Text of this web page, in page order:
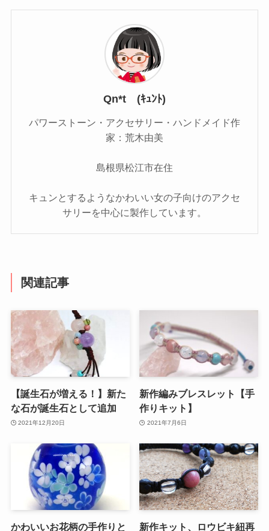
Qn*t (ｷｭﾝﾄ)
パワーストーン・アクセサリー・ハンドメイド作
家：荒木由美
島根県松江市在住
キュンとするようなかわいい女の子向けのアクセ
サリーを中心に製作しています。
関連記事
【誕生石が増える！】新た
な石が誕生石として追加
2021年12月20日
新作編みブレスレット【手
作りキット】
2021年7月6日
かわいいお花柄の手作りと
新作キット、ロウビキ紐再